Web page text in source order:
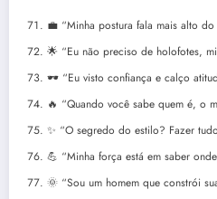
💼 “Minha postura fala mais alto
🌟 “Eu não preciso de holofotes,
🕶️ “Eu visto confiança e calço
🔥 “Quando você sabe quem é, o
✨ “O segredo do estilo? Fazer
💪 “Minha força está em saber
🌞 “Sou um homem que constrói